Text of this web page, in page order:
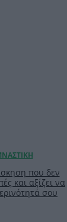
που δεν
και αξίζει να
σου